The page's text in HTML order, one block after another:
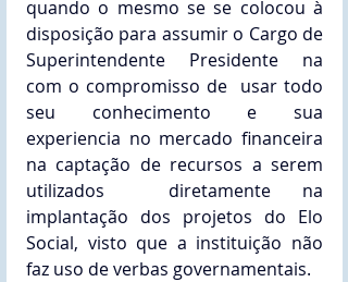
quando o mesmo se se colocou à
disposição para assumir o Cargo de
Superintendente Presidente na
com o compromisso de  usar todo
seu conhecimento e sua
experiencia no mercado financeira
na captação de recursos a serem
utilizados  diretamente na
implantação dos projetos do Elo
Social, visto que a instituição não
faz uso de verbas governamentais.